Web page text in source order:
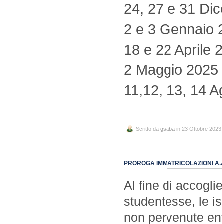
24, 27 e 31
2 e 3 Gennaio
18 e 22 Aprile
2 Maggio 2025
11,12, 13, 14
Scritto da gsaba in 23 Ottobre 2023
PROROGA IMMATRICOLAZIONI
Al fine di
studentesse, le
non pervenute